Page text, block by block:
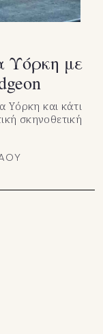
Υόρκη με
Υόρκη και κάτι
σκηνοθετική